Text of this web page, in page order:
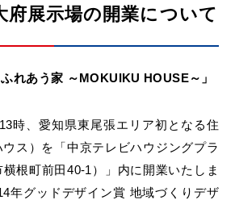
府展示場の開業について
れあう家 ～MOKUIKU HOUSE～」
時、愛知県東尾張エリア初となる住
ス）を「中京テレビハウジングプラ
根町前田40-1）」内に開業いたしま
年グッドデザイン賞 地域づくりデザ